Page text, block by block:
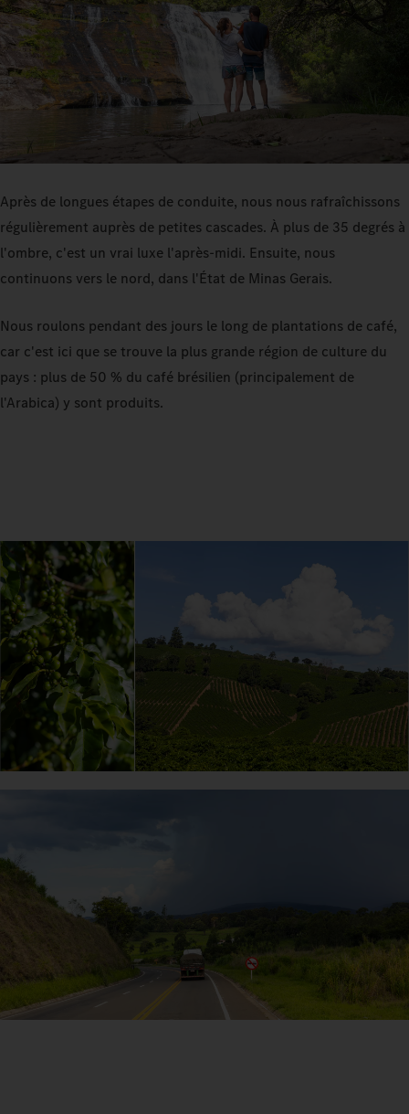
Après de longues étapes de conduite, nous nous rafraîchissons
régulièrement auprès de petites cascades. À plus de 35 degrés à
l'ombre, c'est un vrai luxe l'après-midi. Ensuite, nous
continuons vers le nord, dans l'État de Minas Gerais.
Nous roulons pendant des jours le long de plantations de café,
car c'est ici que se trouve la plus grande région de culture du
pays : plus de 50 % du café brésilien (principalement de
l'Arabica) y sont produits.